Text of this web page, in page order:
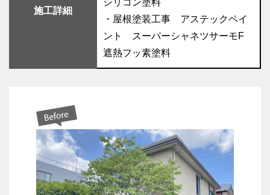
施工詳細
シリコン塗料
・屋根塗装工事 アステックペイ
ント スーパーシャネツサーモF
遮熱フッ素塗料